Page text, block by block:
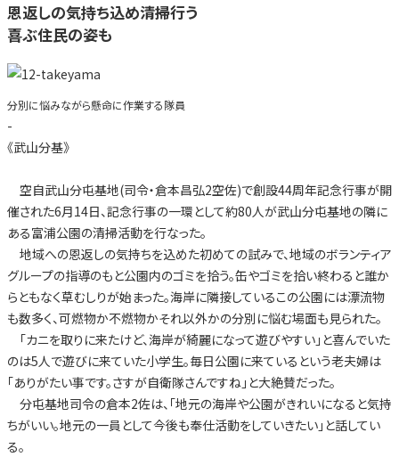
恩返しの気持ち込め清掃行う
喜ぶ住民の姿も
分別に悩みながら懸命に作業する隊員
-
《武山分基》
空自武山分屯基地(司令・倉本昌弘2空佐)で創設44周年記念行事が開
催された6月14日、記念行事の一環として約80人が武山分屯基地の隣に
ある富浦公園の清掃活動を行なった。
地域への恩返しの気持ちを込めた初めての試みで、地域のボランティア
グループの指導のもと公園内のゴミを拾う。缶やゴミを拾い終わると誰か
らともなく草むしりが始まった。海岸に隣接しているこの公園には漂流物
も数多く、可燃物か不燃物かそれ以外かの分別に悩む場面も見られた。
「カニを取りに来たけど、海岸が綺麗になって遊びやすい」と喜んでいた
のは5人で遊びに来ていた小学生。毎日公園に来ているという老夫婦は
「ありがたい事です。さすが自衛隊さんですね」と大絶賛だった。
分屯基地司令の倉本2佐は、「地元の海岸や公園がきれいになると気持
ちがいい。地元の一員として今後も奉仕活動をしていきたい」と話してい
る。